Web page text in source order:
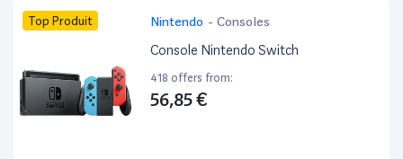
Top Produit Nintendo - Consoles
Console Nintendo Switch
418 offers from:
56,85 €